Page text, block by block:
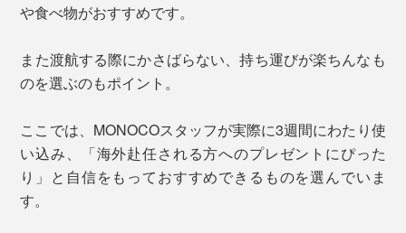
や食べ物がおすすめです。
また渡航する際にかさばらない、持ち運びが楽ちんなも
のを選ぶのもポイント。
ここでは、MONOCOスタッフが実際に3週間にわたり使
い込み、「海外赴任される方へのプレゼントにぴった
り」と自信をもっておすすめできるものを選んでいま
す。